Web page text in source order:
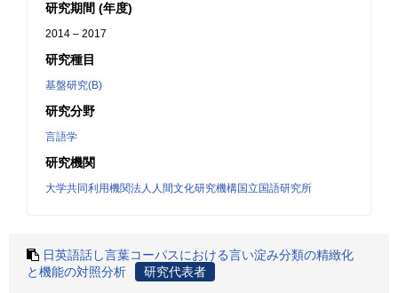
研究期間 (年度)
2014 – 2017
研究種目
基盤研究(B)
研究分野
言語学
研究機関
大学共同利用機関法人人間文化研究機構国立国語研究所
日英語話し言葉コーパスにおける言い淀み分類の精緻化
と機能の対照分析
研究代表者